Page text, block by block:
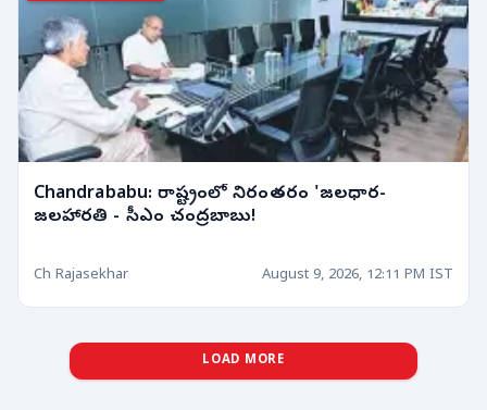
Chandrababu: రాష్ట్రంలో నిరంతరం 'జలధార-
జలహారతి - సీఎం చంద్రబాబు!
Ch Rajasekhar August 9, 2026, 12:11 PM IST
LOAD MORE